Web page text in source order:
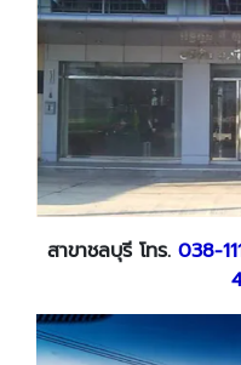
สาขาชลบุรี โทร. 038-